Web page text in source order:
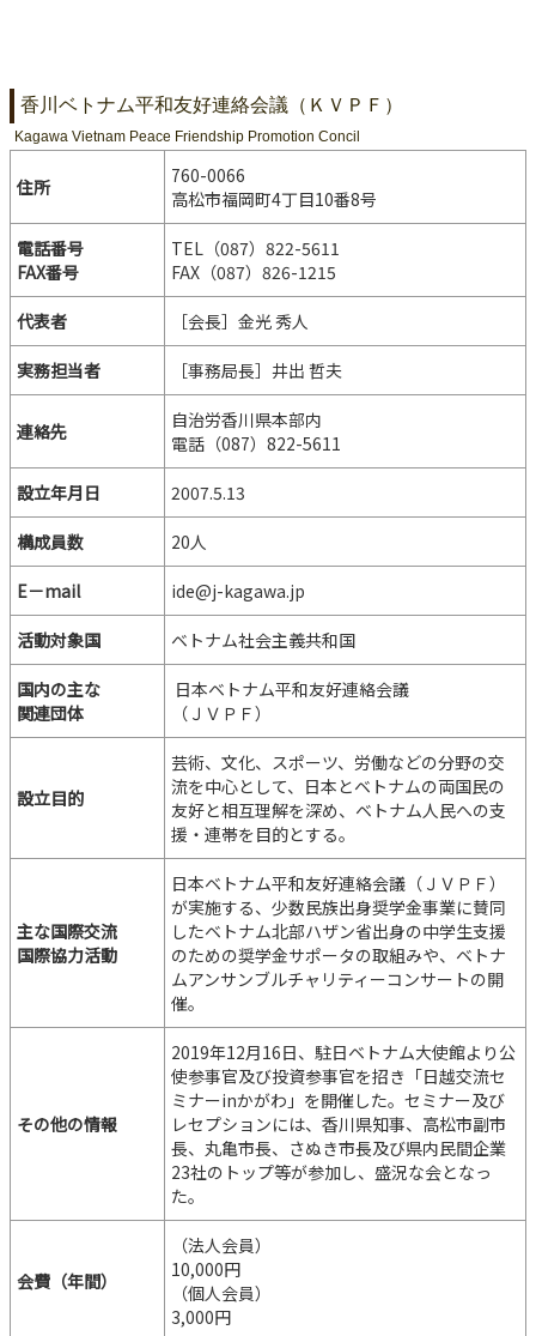
香川ベトナム平和友好連絡会議（ＫＶＰＦ）
Kagawa Vietnam Peace Friendship Promotion Concil
住所
760-0066
高松市福岡町4丁目10番8号
電話番号
FAX番号
TEL（087）822-5611
FAX（087）826-1215
代表者 ［会長］金光 秀人
実務担当者 ［事務局長］井出 哲夫
連絡先
自治労香川県本部内
電話（087）822-5611
設立年月日 2007.5.13
構成員数 20人
E－mail ide@j-kagawa.jp
活動対象国 ベトナム社会主義共和国
国内の主な
関連団体
日本ベトナム平和友好連絡会議
（ＪＶＰＦ）
設立目的
芸術、文化、スポーツ、労働などの分野の交
流を中心として、日本とベトナムの両国民の
友好と相互理解を深め、ベトナム人民への支
援・連帯を目的とする。
主な国際交流
国際協力活動
日本ベトナム平和友好連絡会議（ＪＶＰＦ）
が実施する、少数民族出身奨学金事業に賛同
したベトナム北部ハザン省出身の中学生支援
のための奨学金サポータの取組みや、ベトナ
ムアンサンブルチャリティーコンサートの開
催。
その他の情報
2019年12月16日、駐日ベトナム大使館より公
使参事官及び投資参事官を招き「日越交流セ
ミナーinかがわ」を開催した。セミナー及び
レセプションには、香川県知事、高松市副市
長、丸亀市長、さぬき市長及び県内民間企業
23社のトップ等が参加し、盛況な会となっ
た。
会費（年間）
（法人会員）
10,000円
（個人会員）
3,000円